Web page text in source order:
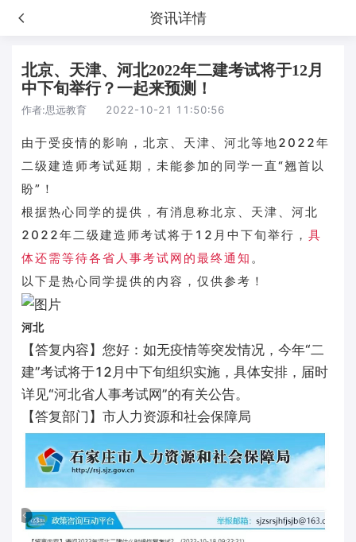
资讯详情
北京、天津、河北2022年二建考试将于12月
中下旬举行？一起来预测！
作者:思远教育 2022-10-21 11:50:56
由于受疫情的影响，北京、天津、河北等地2022年
二级建造师考试延期，未能参加的同学一直“翘首以
盼”！
根据热心同学的提供，有消息称北京、天津、河北
2022年二级建造师考试将于12月中下旬举行， 具
体还需等待各省人事考试网的最终通知 。
以下是热心同学提供的内容，仅供参考！
河北
【答复内容】您好：如无疫情等突发情况，今年“二
建”考试将于12月中下旬组织实施，具体安排，届时
详见“河北省人事考试网”的有关公告。
【答复部门】市人力资源和社会保障局